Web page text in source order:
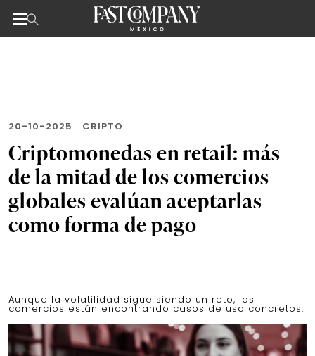
20-10-2025 | CRIPTO
Criptomonedas en retail: más
de la mitad de los comercios
globales evalúan aceptarlas
como forma de pago
Aunque la volatilidad sigue siendo un reto, los
comercios están encontrando casos de uso concretos.